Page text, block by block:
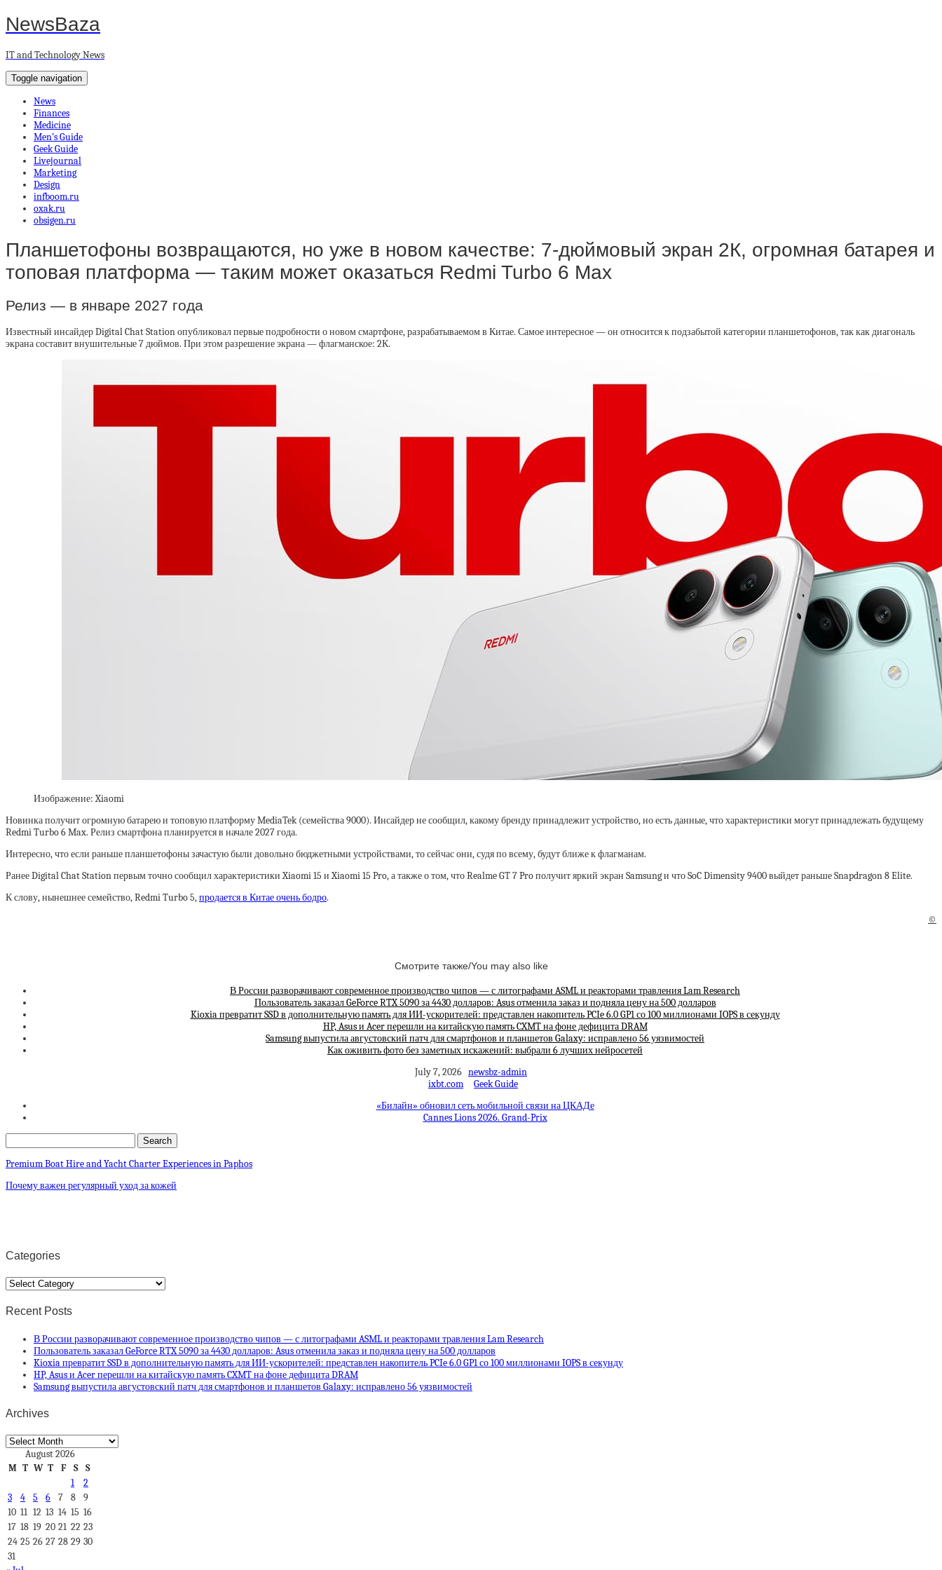
NewsBaza
IT and Technology News
Toggle navigation
News
Finances
Medicine
Men’s Guide
Geek Guide
Livejournal
Marketing
Design
infboom.ru
oxak.ru
obsigen.ru
Планшетофоны возвращаются, но уже в новом качестве: 7-дюймовый экран 2К, огромная батарея и
топовая платформа — таким может оказаться Redmi Turbo 6 Max
Релиз — в январе 2027 года
Известный инсайдер Digital Chat Station опубликовал первые подробности о новом смартфоне, разрабатываемом в Китае. Самое интересное — он относится к подзабытой категории планшетофонов, так как диагональ
экрана составит внушительные 7 дюймов. При этом разрешение экрана — флагманское: 2К.
Изображение: Xiaomi
Новинка получит огромную батарею и топовую платформу MediaTek (семейства 9000). Инсайдер не сообщил, какому бренду принадлежит устройство, но есть данные, что характеристики могут принадлежать будущему
Redmi Turbo 6 Max. Релиз смартфона планируется в начале 2027 года.
Интересно, что если раньше планшетофоны зачастую были довольно бюджетными устройствами, то сейчас они, судя по всему, будут ближе к флагманам.
Ранее Digital Chat Station первым точно сообщил характеристики Xiaomi 15 и Xiaomi 15 Pro, а также о том, что Realme GT 7 Pro получит яркий экран Samsung и что SoC Dimensity 9400 выйдет раньше Snapdragon 8 Elite.
К слову, нынешнее семейство, Redmi Turbo 5,продается в Китае очень бодро.
©
Смотрите также/You may also like
В России разворачивают современное производство чипов — с литографами ASML и реакторами травления Lam Research
Пользователь заказал GeForce RTX 5090 за 4430 долларов: Asus отменила заказ и подняла цену на 500 долларов
Kioxia превратит SSD в дополнительную память для ИИ-ускорителей: представлен накопитель PCIe 6.0 GP1 со 100 миллионами IOPS в секунду
HP, Asus и Acer перешли на китайскую память CXMT на фоне дефицита DRAM
Samsung выпустила августовский патч для смартфонов и планшетов Galaxy: исправлено 56 уязвимостей
Как оживить фото без заметных искажений: выбрали 6 лучших нейросетей
July 7, 2026 newsbz-admin
ixbt.com
Geek Guide
«Билайн» обновил сеть мобильной связи на ЦКАДе
Cannes Lions 2026. Grand-Prix
Premium Boat Hire and Yacht Charter Experiences in Paphos
Почему важен регулярный уход за кожей
Categories
Categories
Recent Posts
В России разворачивают современное производство чипов — с литографами ASML и реакторами травления Lam Research
Пользователь заказал GeForce RTX 5090 за 4430 долларов: Asus отменила заказ и подняла цену на 500 долларов
Kioxia превратит SSD в дополнительную память для ИИ-ускорителей: представлен накопитель PCIe 6.0 GP1 со 100 миллионами IOPS в секунду
HP, Asus и Acer перешли на китайскую память CXMT на фоне дефицита DRAM
Samsung выпустила августовский патч для смартфонов и планшетов Galaxy: исправлено 56 уязвимостей
Archives
Archives
August 2026
M T W T F S
S
1
2
3
4 5 6 7 8
9
10 11 12 13 14 15 16
17 18 19 20 21 22 23
24 25 26 27 28 29 30
31